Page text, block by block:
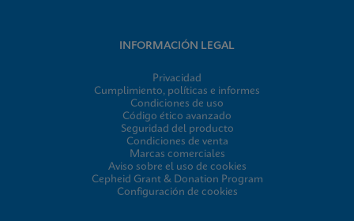
INFORMACIÓN LEGAL
Privacidad
Cumplimiento, políticas e informes
Condiciones de uso
Código ético avanzado
Seguridad del producto
Condiciones de venta
Marcas comerciales
Aviso sobre el uso de cookies
Cepheid Grant & Donation Program
Configuración de cookies